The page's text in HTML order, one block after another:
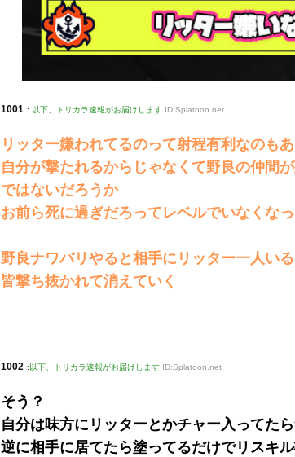
1001 : 以下、トリカラ速報がお届けします ID:Splatoon.net
リッター嫌われてるのって射程有利なのも
自分が撃たれるからじゃなくて野良の仲間
ではないだろうか
お前ら死に過ぎだろってレベルでいなくな
野良ナワバリやると相手にリッター一人い
皆撃ち抜かれて消えていく
1002 : 以下、トリカラ速報がお届けします ID:Splatoon.net
そう？
自分は味方にリッターとかチャー入ってた
逆に相手に居てたら塗ってるだけでリスキ